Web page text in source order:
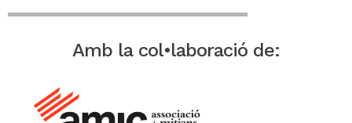
Amb la col•laboració de: